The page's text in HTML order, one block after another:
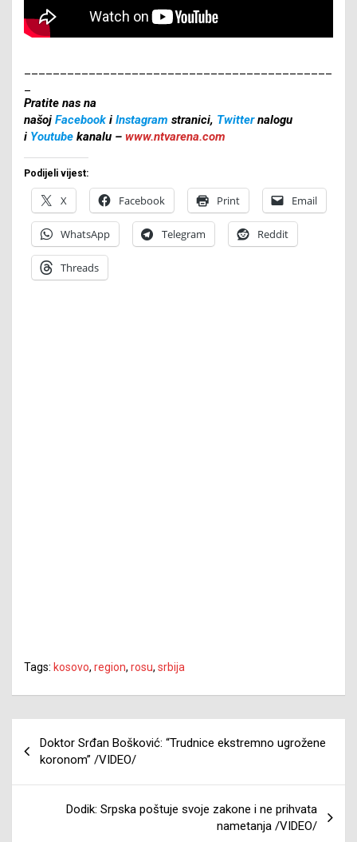
Pratite nas na
našoj Facebook i Instagram stranici, Twitternalogu
i Youtube kanalu – www.ntvarena.com
Podijeli vijest:
X Facebook Print Email
WhatsApp Telegram Reddit
Threads
Tags: kosovo, region, rosu, srbija
članaka
Doktor Srđan Bošković: “Trudnice ekstremno ugrožene
koronom” /VIDEO/
Dodik: Srpska poštuje svoje zakone i ne prihvata
nametanja /VIDEO/